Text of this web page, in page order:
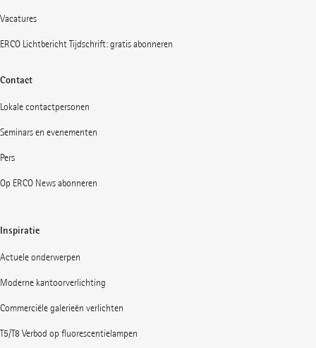
Vacatures
ERCO Lichtbericht Tijdschrift: gratis abonneren
Contact
Lokale contactpersonen
Seminars en evenementen
Pers
Op ERCO News abonneren
Inspiratie
Actuele onderwerpen
Moderne kantoorverlichting
Commerciële galerieën verlichten
T5/T8 Verbod op fluorescentielampen